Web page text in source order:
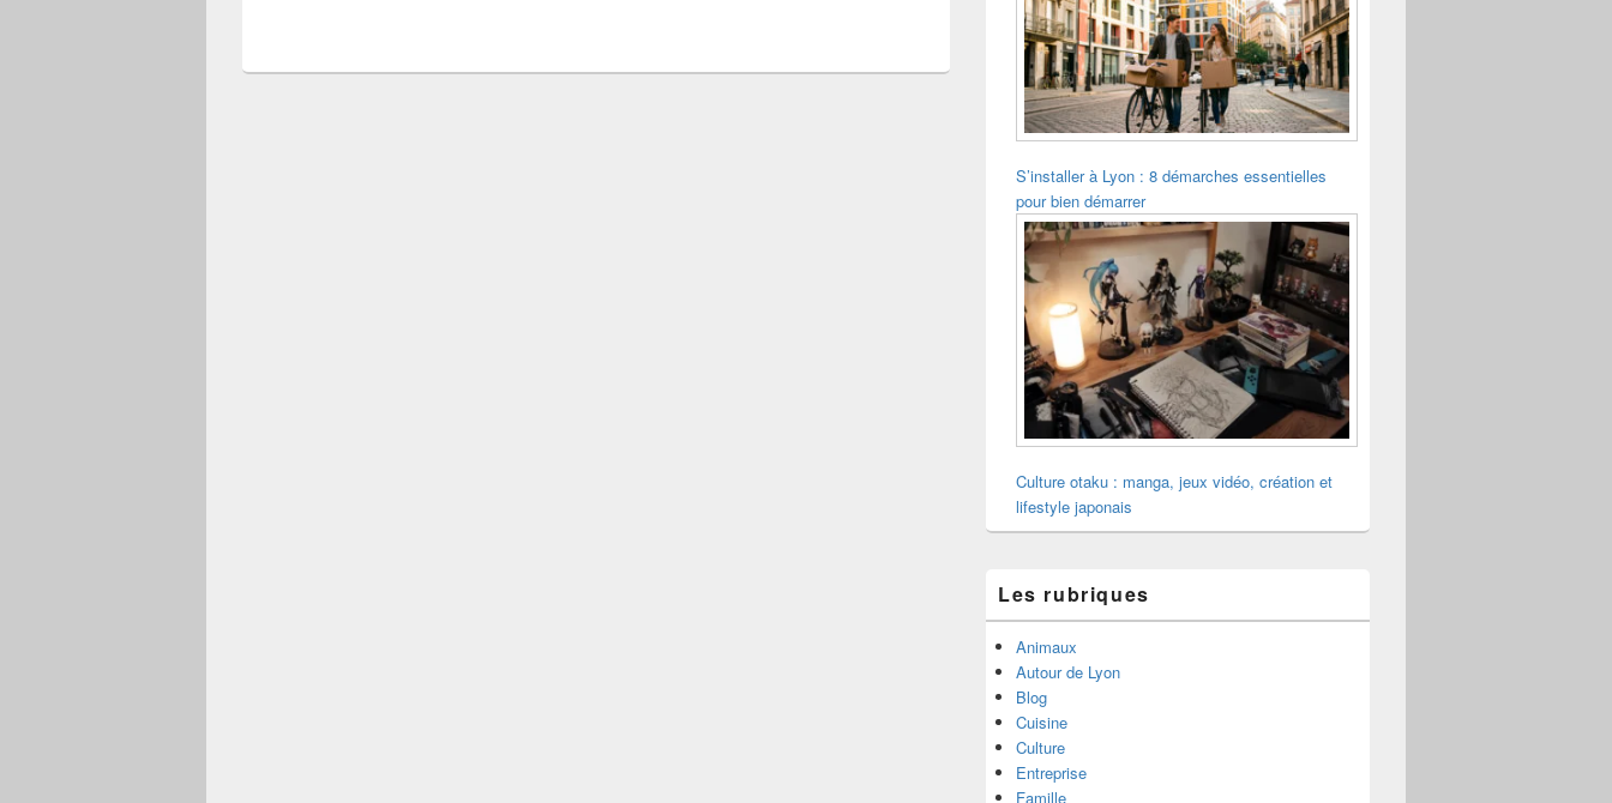
S’installer à Lyon : 8 démarches essentielles
pour bien démarrer
Culture otaku : manga, jeux vidéo, création et
lifestyle japonais
Les rubriques
Animaux
Autour de Lyon
Blog
Cuisine
Culture
Entreprise
Famille